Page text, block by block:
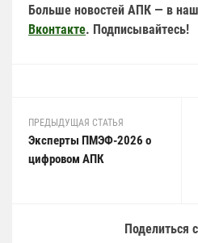
Больше новостей АПК — в
Вконтакте. Подписывайтесь!
ПРЕДЫДУЩАЯ СТАТЬЯ
Эксперты ПМЭФ-2026 о
цифровом АПК
Поделиться